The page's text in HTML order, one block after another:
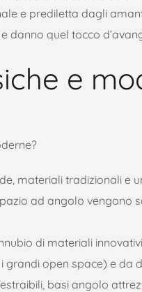
e prediletta dagli
danno quel tocco
e
materiali tradizionali e
ad angolo vengono
di materiali
open space) e da
basi angolo